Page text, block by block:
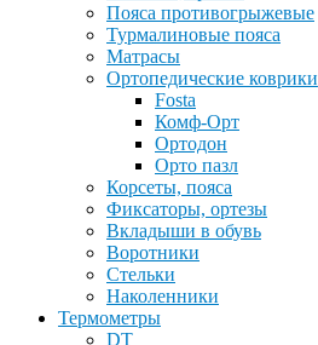
Пояса противогрыжевые
Турмалиновые пояса
Матрасы
Ортопедические коврики
Fosta
Комф-Орт
Ортодон
Орто пазл
Корсеты, пояса
Фиксаторы, ортезы
Вкладыши в обувь
Воротники
Стельки
Наколенники
Термометры
DT